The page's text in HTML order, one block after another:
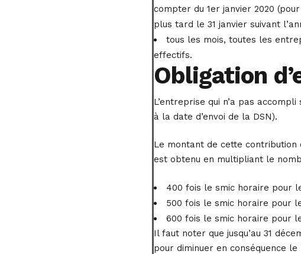
compter du 1er janvier 2020
plus tard le 31 janvier suivant
tous les mois, toutes les
effectifs.
Obligation
L’entreprise qui n’a pas
à la date d’envoi de la DSN).
Le montant de cette
est obtenu en multipliant le
400 fois le smic horaire pour
500 fois le smic horaire pour
600 fois le smic horaire pour
Il faut noter que jusqu’au 31
pour diminuer en conséquence